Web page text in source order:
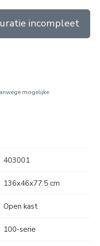
de gewenste
winkelmand
mogelijke
403001
136x46x77.5 cm
Open kast
100-serie